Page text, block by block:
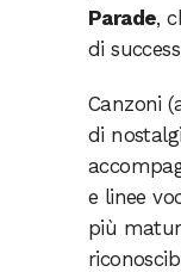
Parade,
di
Canzoni
di
e linee
più